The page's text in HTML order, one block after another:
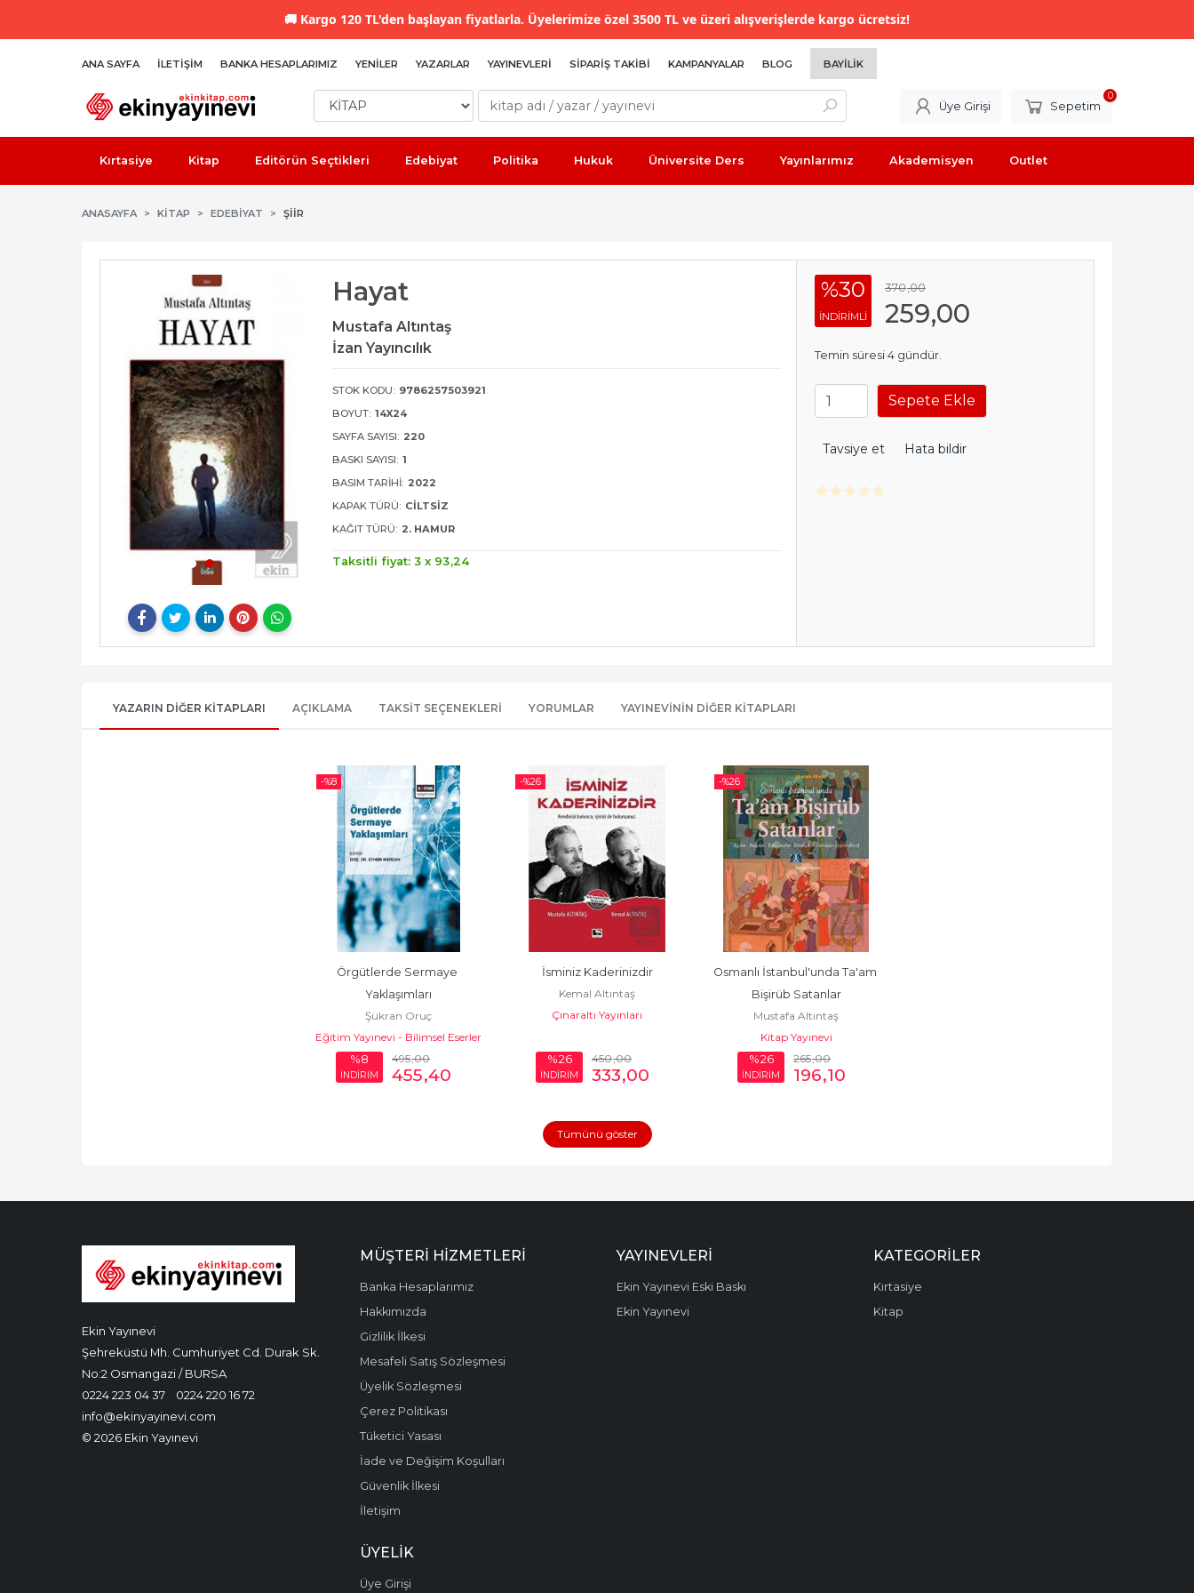
🚚 Kargo 120 TL'den başlayan fiyatlarla. Üyelerimize özel 3500 TL ve üzeri alışverişlerde kargo ücretsiz!
ANA SAYFA İLETIŞIM BANKA HESAPLARIMIZ YENILER YAZARLAR YAYINEVLERI SIPARIŞ TAKIBI KAMPANYALAR BLOG BAYILIK
Üye Girişi Sepetim
0
Kırtasiye Kitap Editörün Seçtikleri Edebiyat Politika Hukuk Üniversite Ders Yayınlarımız Akademisyen Outlet
ANASAYFA KİTAP EDEBIYAT ŞIIR
Hayat
Mustafa Altıntaş
İzan Yayıncılık
STOK KODU: 9786257503921
BOYUT: 14X24
SAYFA SAYISI: 220
BASKI SAYISI: 1
BASIM TARIHI: 2022
KAPAK TÜRÜ: CILTSIZ
KAĞIT TÜRÜ: 2. HAMUR
Taksitli fiyat: 3 x 93,24
%30
INDIRIMLI
370,00
259,00
Temin süresi 4 gündür.
Sepete Ekle
Tavsiye et Hata bildir
YAZARIN DIĞER KITAPLARI AÇIKLAMA TAKSIT SEÇENEKLERI YORUMLAR YAYINEVININ DIĞER KITAPLARI
-%8
Örgütlerde Sermaye
Yaklaşımları
Şükran Oruç
Eğitim Yayınevi - Bilimsel Eserler
%8
İNDİRİM
495,00
455,40
-%26
İsminiz Kaderinizdir
Kemal Altıntaş
Çınaraltı Yayınları
%26
İNDİRİM
450,00
333,00
-%26
Osmanlı İstanbul'unda Ta'am
Bişirüb Satanlar
Mustafa Altıntaş
Kitap Yayınevi
%26
İNDİRİM
265,00
196,10
Tümünü göster
Ekin Yayınevi
Şehreküstü Mh. Cumhuriyet Cd. Durak Sk.
No:2 Osmangazi / BURSA
0224 223 04 37
0224 220 16 72
info@ekinyayinevi.com
© 2026 Ekin Yayınevi
MÜŞTERI HIZMETLERI
Banka Hesaplarımız
Hakkımızda
Gizlilik İlkesi
Mesafeli Satış Sözleşmesi
Üyelik Sözleşmesi
Çerez Politikası
Tüketici Yasası
İade ve Değişim Koşulları
Güvenlik İlkesi
İletişim
YAYINEVLERI
Ekin Yayınevi Eski Baskı
Ekin Yayınevi
KATEGORILER
Kırtasiye
Kitap
ÜYELIK
Üye Girişi